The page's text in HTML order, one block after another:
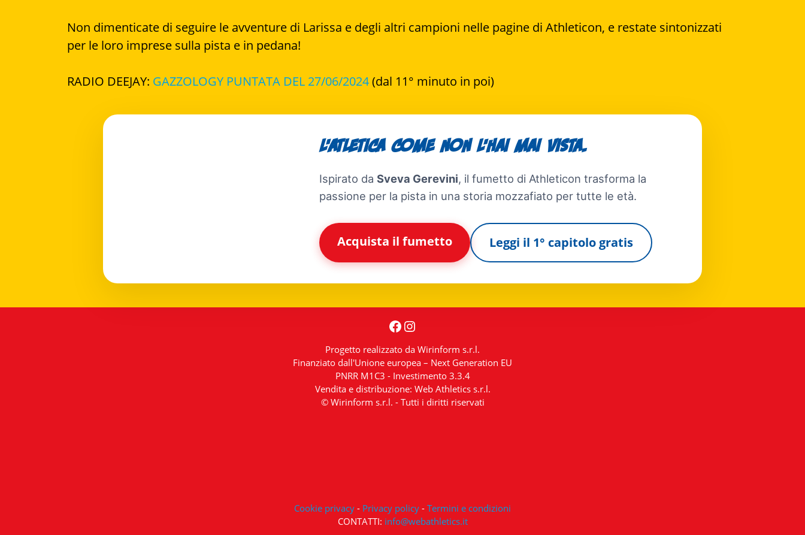
Non dimenticate di seguire le avventure di Larissa e degli altri campioni nelle pagine di Athleticon, e restate sintonizzati
per le loro imprese sulla pista e in pedana!
RADIO DEEJAY: GAZZOLOGY PUNTATA DEL 27/06/2024(dal 11° minuto in poi)
L'atletica come non l'hai mai vista.
Ispirato da Sveva Gerevini, il fumetto di Athleticon trasforma la
passione per la pista in una storia mozzafiato per tutte le età.
Acquista il fumetto Leggi il 1° capitolo gratis
Facebook
Instagram
Progetto realizzato da Wirinform s.r.l.
Finanziato dall'Unione europea – Next Generation EU
PNRR M1C3 - Investimento 3.3.4
Vendita e distribuzione: Web Athletics s.r.l.
© Wirinform s.r.l. - Tutti i diritti riservati
Cookie privacy - Privacy policy - Termini e condizioni
CONTATTI: info@webathletics.it